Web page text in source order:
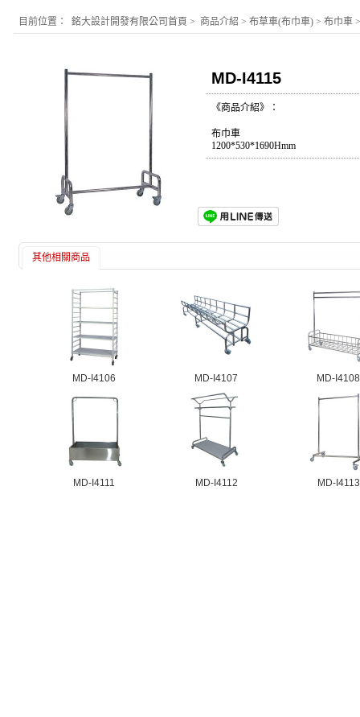
目前位置： 銘大設計開發有限公司首頁 > 商品介紹 > 布草車(布巾車) > 布巾車
MD-I4115
《商品介紹》：
布巾車
1200*530*1690Hmm
其他相關商品
MD-I4106 MD-I4107 MD-I4108
MD-I4111 MD-I4112 MD-I4113